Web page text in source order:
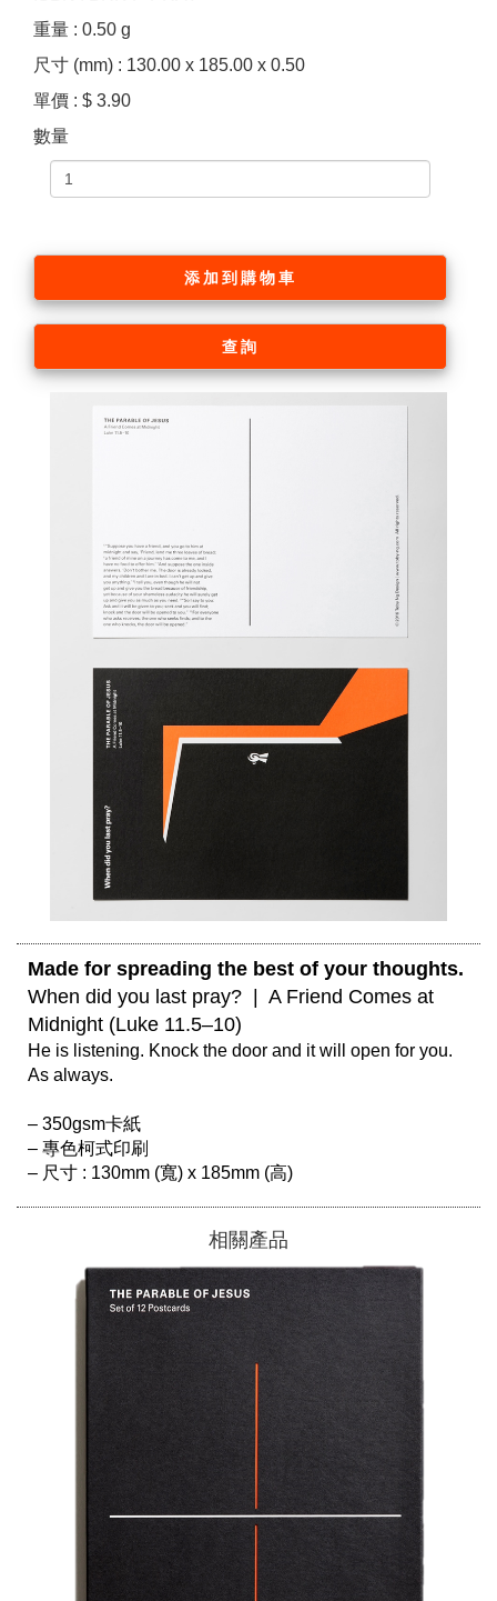
重量 : 0.50 g
尺寸 (mm) : 130.00 x 185.00 x 0.50
單價 : $ 3.90
數量
添加到購物車
查詢
Made for spreading the best of your thoughts.
When did you last pray?  |  A Friend Comes at
Midnight (Luke 11.5–10)
He is listening. Knock the door and it will open for you.
As always.
– 350gsm卡紙
– 專色柯式印刷
相關產品